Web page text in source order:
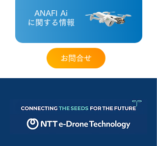
ANAFI Ai
に関する情報
お問合せ